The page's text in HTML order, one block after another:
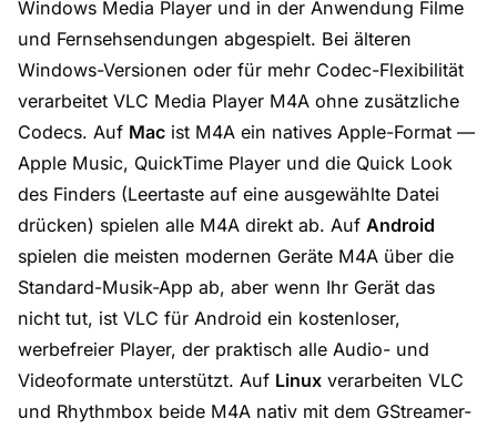
Windows Media Player und in der Anwendung Filme
und Fernsehsendungen abgespielt. Bei älteren
Windows-Versionen oder für mehr Codec-Flexibilität
verarbeitet VLC Media Player M4A ohne zusätzliche
Codecs. Auf Mac ist M4A ein natives Apple-Format —
Apple Music, QuickTime Player und die Quick Look
des Finders (Leertaste auf eine ausgewählte Datei
drücken) spielen alle M4A direkt ab. Auf Android
spielen die meisten modernen Geräte M4A über die
Standard-Musik-App ab, aber wenn Ihr Gerät das
nicht tut, ist VLC für Android ein kostenloser,
werbefreier Player, der praktisch alle Audio- und
Videoformate unterstützt. Auf Linux verarbeiten VLC
und Rhythmbox beide M4A nativ mit dem GStreamer-